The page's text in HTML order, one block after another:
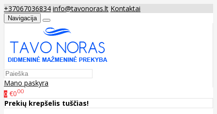
+37067036834 info@tavonoras.lt Kontaktai
Navigacija
Mano paskyra
0 €000
Prekių krepšelis tuščias!